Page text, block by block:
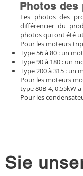
Photos des
Les photos des
différencier du
photos qui ont été
Pour les moteurs
Type 56 à 80 : un
Type 90 à 180 : un
Type 200 à 315 : un
Pour les moteurs
type 80B-4, 0.55kW
Pour les
Sie